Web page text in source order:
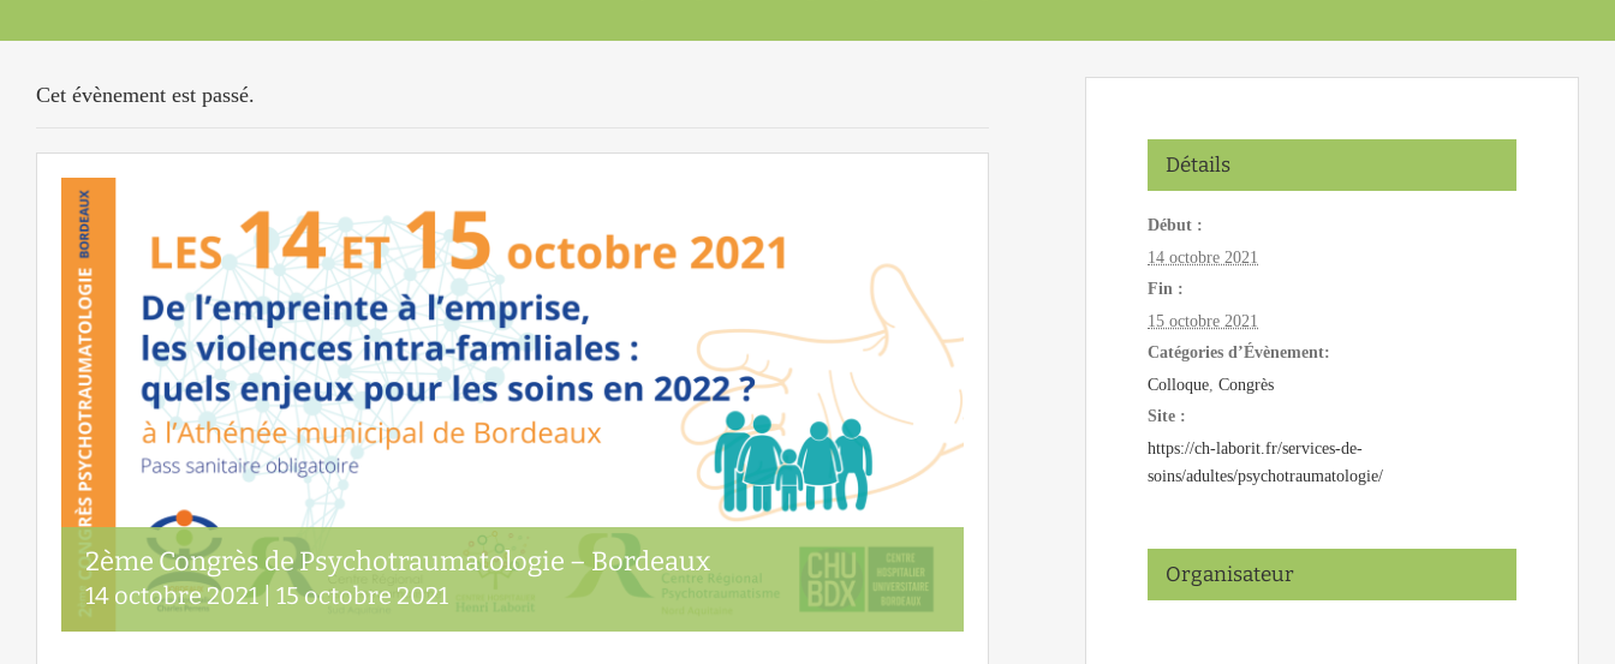
Cet évènement est passé.
2ème Congrès de Psychotraumatologie – Bordeaux
14 octobre 2021| 15 octobre 2021
Détails
Début :
14 octobre 2021
Fin :
15 octobre 2021
Catégories d’Évènement:
Colloque,Congrès
Site :
https://ch-laborit.fr/services-de-
soins/adultes/psychotraumatologie/
Organisateur